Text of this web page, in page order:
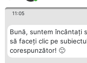
11:05
Bună, suntem încântați
să faceți clic pe
corespunzător! 🙂